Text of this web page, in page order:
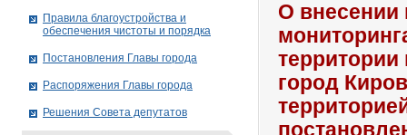
О внесении
город
Правила благоустройства и
обеспечения чистоты и порядка
Постановления Главы города
Распоряжения Главы города
Решения Совета депутатов